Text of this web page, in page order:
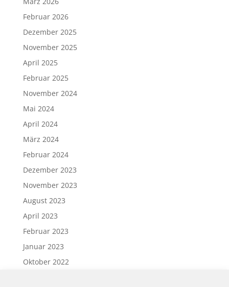
Februar 2026
Dezember 2025
November 2025
April 2025
Februar 2025
November 2024
Mai 2024
April 2024
März 2024
Februar 2024
Dezember 2023
November 2023
August 2023
April 2023
Februar 2023
Januar 2023
Oktober 2022